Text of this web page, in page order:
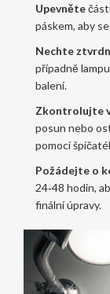
Upevněte
páskem, aby
Nechte
případně
balení.
Zkontrolujte
posun nebo
pomocí
Požádejte o
24‑48 hodin,
finální úpravy.